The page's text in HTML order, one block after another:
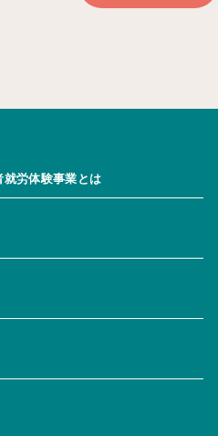
労体験事業とは